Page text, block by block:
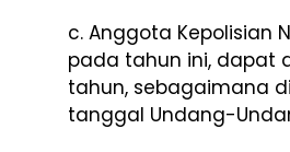
c. Anggota Kepolisian
pada tahun ini, dapat
tahun, sebagaimana
tanggal Undang-